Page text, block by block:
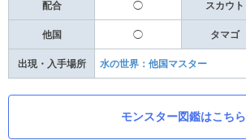
配合 ◯ スカウト
他国 ◯ タマゴ
出現・入手場所 水の世界：他国マスター
モンスター図鑑はこちら